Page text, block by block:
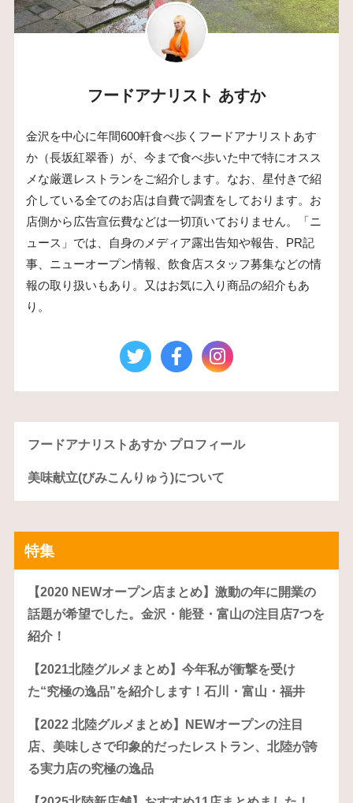
フードアナリスト あすか
金沢を中心に年間600軒食べ歩くフードアナリストあす
か（長坂紅翠香）が、今まで食べ歩いた中で特にオスス
メな厳選レストランをご紹介します。なお、星付きで紹
介している全てのお店は自費で調査をしております。お
店側から広告宣伝費などは一切頂いておりません。「ニ
ュース」では、自身のメディア露出告知や報告、PR記
事、ニューオープン情報、飲食店スタッフ募集などの情
報の取り扱いもあり。又はお気に入り商品の紹介もあ
り。
フードアナリストあすか プロフィール
美味献立(びみこんりゅう)について
特集
【2020 NEWオープン店まとめ】激動の年に開業の
話題が希望でした。金沢・能登・富山の注目店7つを
紹介！
【2021北陸グルメまとめ】今年私が衝撃を受け
た“究極の逸品”を紹介します！石川・富山・福井
【2022 北陸グルメまとめ】NEWオープンの注目
店、美味しさで印象的だったレストラン、北陸が誇
る実力店の究極の逸品